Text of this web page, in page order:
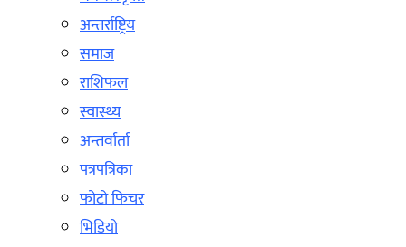
अन्तर्राष्ट्रिय
समाज
राशिफल
स्वास्थ्य
अन्तर्वार्ता
पत्रपत्रिका
फोटो फिचर
भिडियो